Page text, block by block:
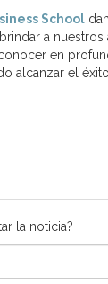
School
a nuestros
en
alcanzar el
la noticia?